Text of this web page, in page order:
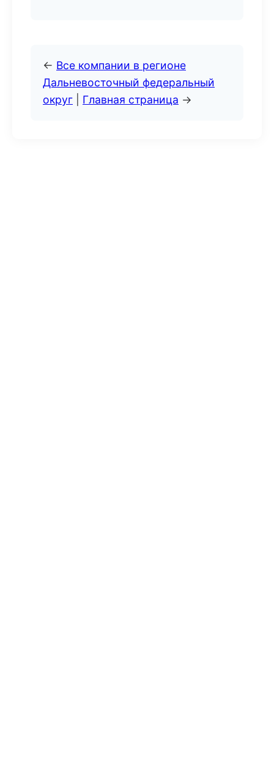
← Все компании в регионе
Дальневосточный федеральный
округ
Главная страница →